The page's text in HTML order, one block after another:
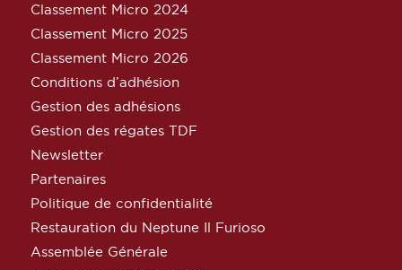
Classement Micro 2024
Classement Micro 2025
Classement Micro 2026
Conditions d’adhésion
Gestion des adhésions
Gestion des régates TDF
Newsletter
Partenaires
Politique de confidentialité
Restauration du Neptune Il Furioso
Assemblée Générale